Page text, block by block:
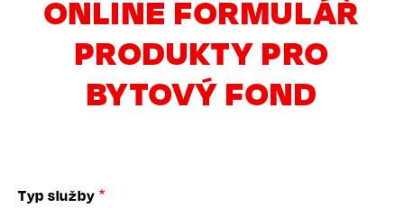
ONLINE FORMULÁŘ
PRODUKTY PRO
BYTOVÝ FOND
Typ služby